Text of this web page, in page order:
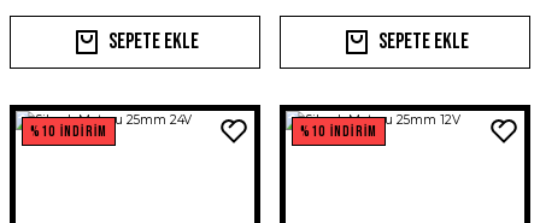
Sepete Ekle Sepete Ekle
%10 İNDİRİM %10 İNDİRİM